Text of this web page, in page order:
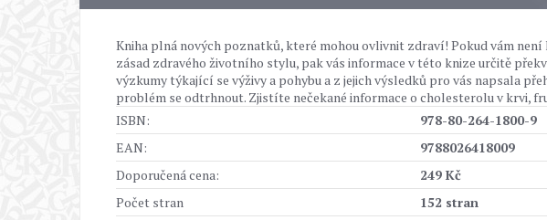
Kniha plná nových poznatků, které mohou ovlivnit zdraví! Pokud vám
zásad zdravého životního stylu, pak vás informace v této knize určitě
výzkumy týkající se výživy a pohybu a z jejich výsledků pro vás napsala
problém se odtrhnout. Zjistíte nečekané informace o cholesterolu v krvi,
ISBN:
978-80-264-1800-9
EAN:
9788026418009
Doporučená cena:
249 Kč
Počet stran
152 stran